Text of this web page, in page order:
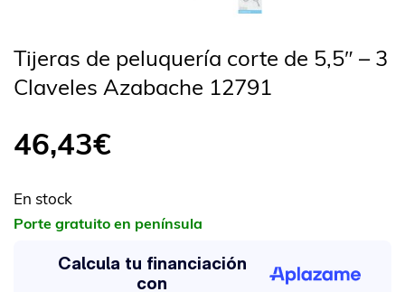
Tijeras de peluquería corte de 5,5″ – 3
Claveles Azabache 12791
46,43€
En stock
Porte gratuito en península